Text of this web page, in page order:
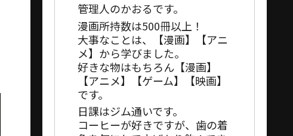
管理人のかおるです。
漫画所持数は500冊以上！
大事なことは、【漫画】【アニ
メ】から学びました。
好きな物はもちろん【漫画】
【アニメ】【ゲーム】【映画】
です。
日課はジム通いです。
コーヒーが好きですが、歯の着